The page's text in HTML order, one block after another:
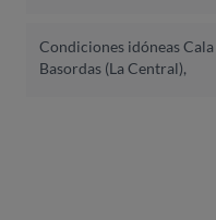
Condiciones idóneas Cala
Basordas (La Central),